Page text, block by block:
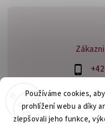
Používáme cookies,
prohlížení webu a díky
zlepšovali jeho funkce,